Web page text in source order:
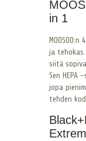
in 1
ja
siitä
Sen HEPA
jopa
tehden